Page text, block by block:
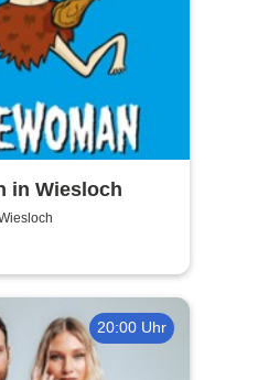
in Wiesloch
20:00 Uhr